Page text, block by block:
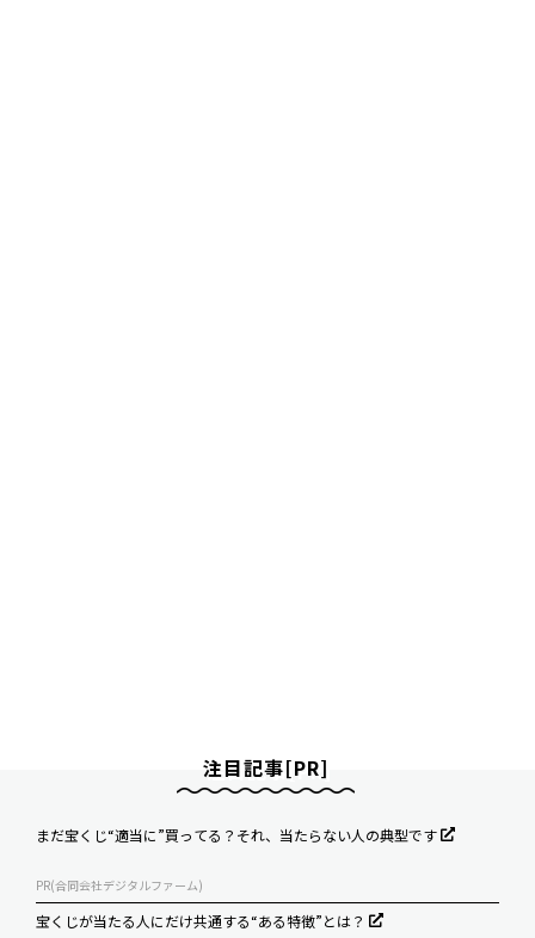
注目記事[PR]
まだ宝くじ“適当に”買ってる？それ、当たらない人の典型です
PR(合同会社デジタルファーム)
宝くじが当たる人にだけ共通する“ある特徴”とは？